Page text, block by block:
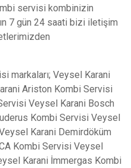
servisi kombinizin
7 gün 24 saati bizi iletişim
markaları; Veysel Karani
Ariston Kombi Servisi
Veysel Karani Bosch
Kombi Servisi Veysel
Karani Demirdöküm
Kombi Servisi Veysel
Karani İmmergas Kombi